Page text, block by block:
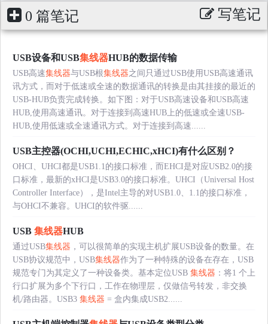
0 篇笔记 写笔记
USB设备和USB集线器HUB的数据传输
USB高速集线器与USB根集线器之间只通过USB使用USB高速通讯
讯方式，而对于低速或全速的数据通讯的转换是由其挂接的最近的
USB-HUB负责完成转换。如下图：对于USB高速设备和USB高速
HUB,使用高速通讯。对于连接到高速HUB上的低速或全速USB-
HUB,使用低速或全速通讯方式。对于连接到高速......
USB主控器(OCHI,UCHI,ECHIC,xHCI)有什么区别？
OHCI、UHCI都是USB1.1的接口标准，而EHCI是对应USB2.0的接
口标准，最新的xHCI是USB3.0的接口标准。UHCI（Universal Host
Controller Interface），是Intel主导的对USB1.0、1.1的接口标准，
与OHCI不兼容。UHCI的软件驱......
USB 集线器HUB
通过USB集线器 ，可以很简单的实现主机扩展USB设备的数量。在
USB协议规范中，USB集线器作为了一种特殊的设备在存在，USB
规范专门为其定义了一种设备类。基本定位USB 集线器 ：将1 个上
行口扩展为多个下行口，工作在物理层，仅做信号转发，非交换
机/路由器。USB3 集线器 = 盒内集成USB2......